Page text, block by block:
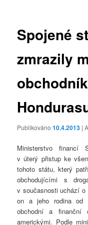
Spojené
zmrazily
Publikováno10.4.2013 |
Ministerstvo financí
v úterý přistup ke
tohoto státu, který
obchodujícími s
v současnosti uchází o
on a jeho rodina od
obchodní a finanční
americkými. Podle